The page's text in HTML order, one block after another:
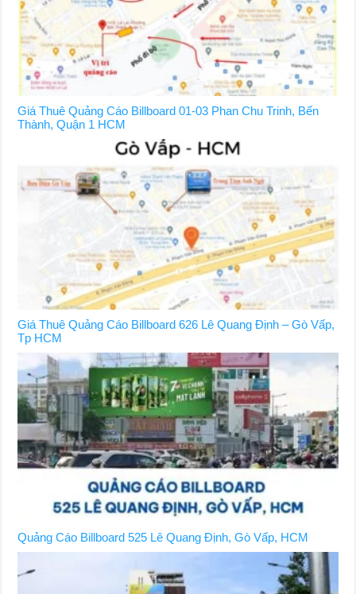
Giá Thuê Quảng Cáo Billboard 01-03 Phan Chu Trinh, Bến
Thành, Quận 1 HCM
Giá Thuê Quảng Cáo Billboard 626 Lê Quang Định – Gò Vấp,
Tp HCM
Quảng Cáo Billboard 525 Lê Quang Định, Gò Vấp, HCM